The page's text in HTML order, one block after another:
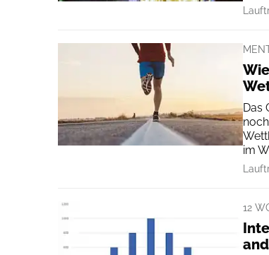
Das
im
12